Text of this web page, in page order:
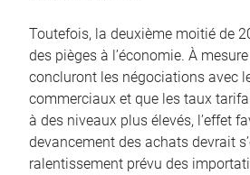
Toutefois, la deuxième moitié de
des pièges à l’économie. À
concluront les négociations avec
commerciaux et que les taux
à des niveaux plus élevés, l’effet
devancement des achats devrait
ralentissement prévu des